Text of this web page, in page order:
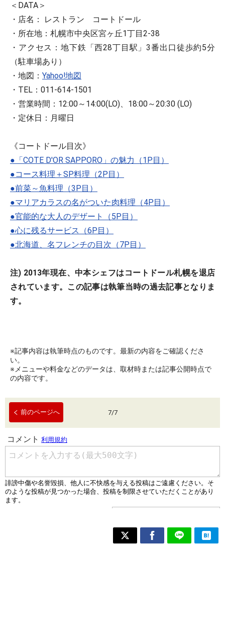
＜DATA＞
・店名： レストラン コートドール
・所在地：札幌市中央区宮ヶ丘1丁目2-38
・アクセス：地下鉄「西28丁目駅」3番出口徒歩約5分
（駐車場あり）
・地図： Yahoo!地図
・TEL：011-614-1501
・営業時間：12:00～14:00(LO)、18:00～20:30 (LO)
・定休日：月曜日
《コートドール目次》
●「COTE D'OR SAPPORO」の魅力（1P目）
●コース料理＋SP料理（2P目）
●前菜～魚料理（3P目）
●マリアカラスの名がついた肉料理（4P目）
●官能的な大人のデザート（5P目）
●心に残るサービス（6P目）
●北海道、名フレンチの目次（7P目）
注) 2013年現在、中本シェフはコートドール札幌を退店
されています。この記事は執筆当時の過去記事となりま
す。
※記事内容は執筆時点のものです。最新の内容をご確認くださ
い。
※メニューや料金などのデータは、取材時または記事公開時点で
の内容です。
前のページへ 7/7